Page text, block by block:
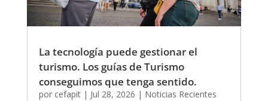
La tecnología puede gestionar el
turismo. Los guías de Turismo
conseguimos que tenga sentido.
por cefapit| Jul 28, 2026 | Noticias Recientes